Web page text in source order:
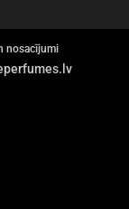
nosacījumi